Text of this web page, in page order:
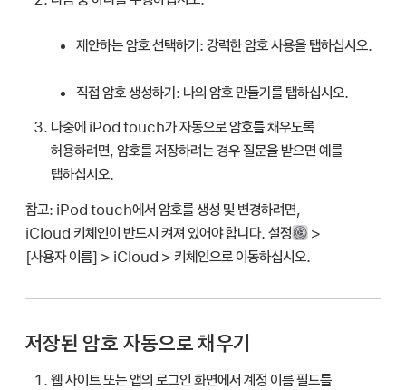
제안하는 암호 선택하기:강력한 암호 사용을 탭하십시오.
직접 암호 생성하기: 나의 암호 만들기를 탭하십시오.
나중에 iPod touch가 자동으로 암호를 채우도록
허용하려면, 암호를 저장하려는 경우 질문을 받으면 예를
탭하십시오.
참고: iPod touch에서 암호를 생성 및 변경하려면,
iCloud 키체인이 반드시 켜져 있어야 합니다. 설정
>
[사용자 이름] > iCloud > 키체인으로 이동하십시오.
저장된 암호 자동으로 채우기
웹 사이트 또는 앱의 로그인 화면에서 계정 이름 필드를